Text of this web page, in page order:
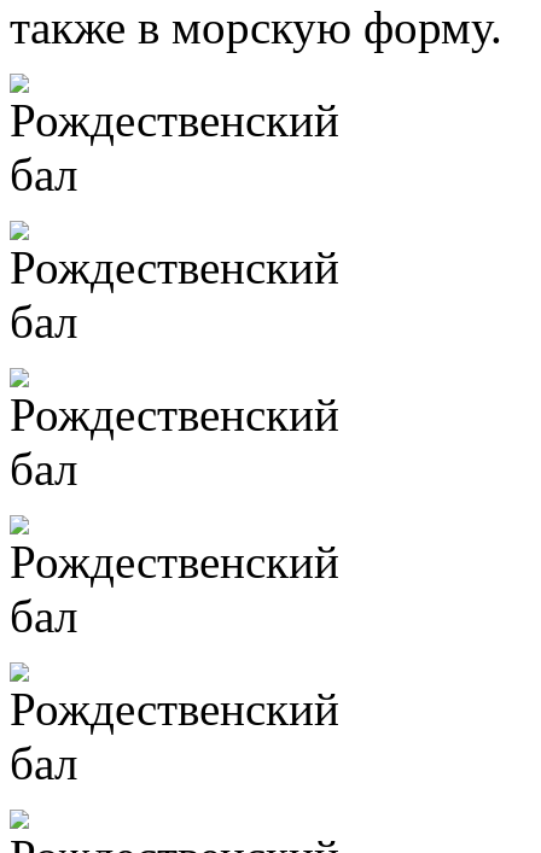
также в морскую форму.